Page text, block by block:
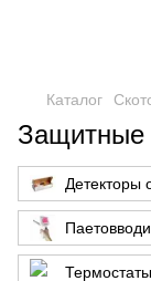
Каталог
Защитные
Детекторы
Термостаты